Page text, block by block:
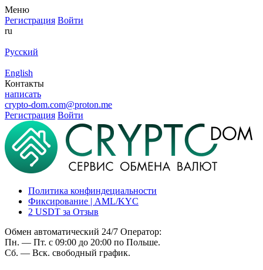
Меню
Регистрация Войти
ru
Русский
English
Контакты
написать
crypto-dom.com@proton.me
Регистрация Войти
Политика конфиндециальности
Фиксирование | AML/KYC
2 USDT за Отзыв
Обмен автоматический 24/7 Оператор:
Пн. — Пт. с 09:00 до 20:00 по Польше.
Сб. — Вск. свободный график.